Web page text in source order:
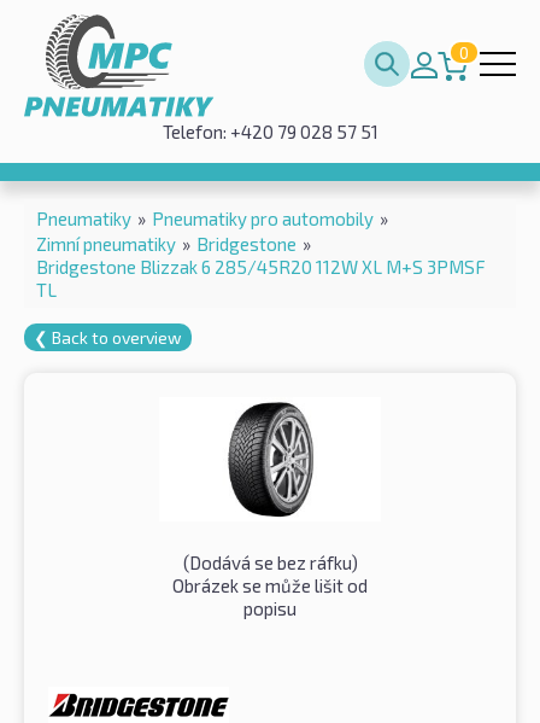
0
Telefon: +420 79 028 57 51
Pneumatiky » Pneumatiky pro automobily »
Zimní pneumatiky » Bridgestone »
Bridgestone Blizzak 6 285/45R20 112W XL M+S 3PMSF
TL
❮ Back to overview
(Dodává se bez ráfku)
Obrázek se může lišit od
popisu